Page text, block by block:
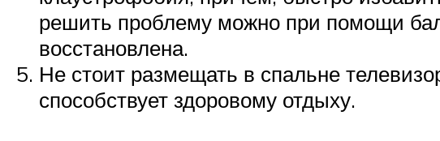
решить проблему можно при помощи
восстановлена.
Не стоит размещать в спальне
способствует здоровому отдыху.